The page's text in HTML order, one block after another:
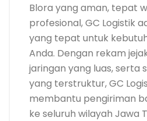
Blora yang aman, tepat
profesional, GC Logistik
yang tepat untuk
Anda. Dengan rekam
jaringan yang luas, serta
yang terstruktur, GC
membantu pengiriman
ke seluruh wilayah Jawa